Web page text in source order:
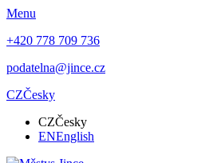
Menu
+420 778 709 736
podatelna@jince.cz
CZČesky
CZČesky
ENEnglish